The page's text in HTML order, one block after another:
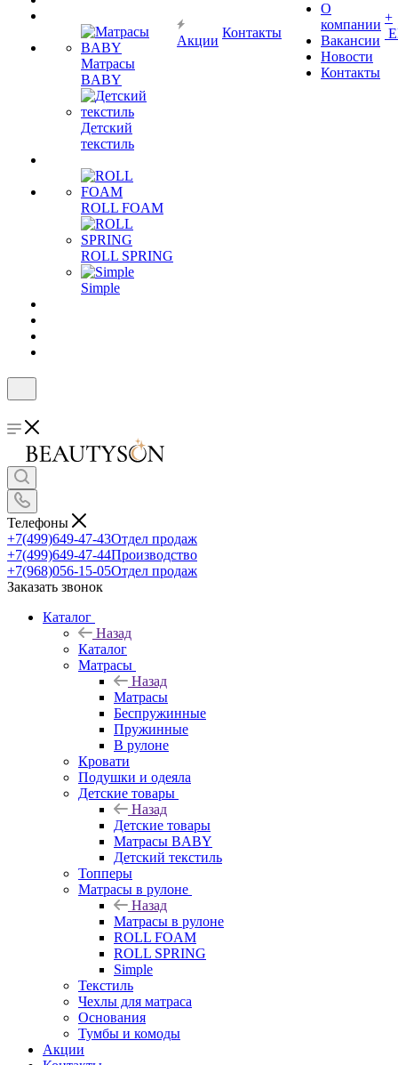
Матрасы
BABY
Детский
текстиль
ROLL FOAM
ROLL SPRING
Simple
Акции
Контакты
О
компании
Вакансии
Новости
Контакты
+
Телефоны
+7(499)649-47-43Отдел продаж
+7(499)649-47-44Производство
+7(968)056-15-05Отдел продаж
Заказать звонок
Каталог
Назад
Каталог
Матрасы
Назад
Матрасы
Беспружинные
Пружинные
В рулоне
Кровати
Подушки и одеяла
Детские товары
Назад
Детские товары
Матрасы BABY
Детский текстиль
Топперы
Матрасы в рулоне
Назад
Матрасы в рулоне
ROLL FOAM
ROLL SPRING
Simple
Текстиль
Чехлы для матраса
Основания
Тумбы и комоды
Акции